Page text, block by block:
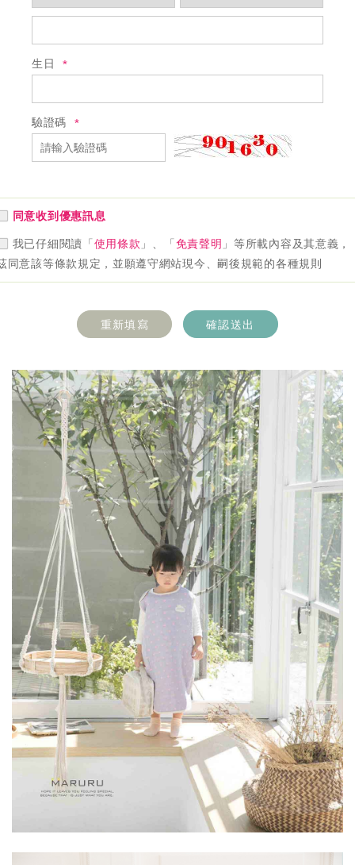
生日
驗證碼
同意收到優惠訊息
我已仔細閱讀「 使用條款 」、「 免責聲明 」等所載內容及其意義，
同意該等條款規定，並願遵守網站現今、嗣後規範的各種規則
重新填寫 確認送出